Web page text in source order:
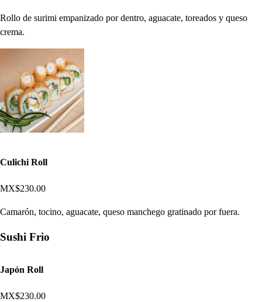
Rollo de surimi empanizado por dentro, aguacate, toreados y queso
crema.
Culichi Roll
MX$230.00
Camarón, tocino, aguacate, queso manchego gratinado por fuera.
Sushi Frio
Japón Roll
MX$230.00